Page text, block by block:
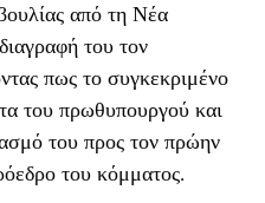
από τη Νέα
του τον
πως το συγκεκριμένο
του πρωθυπουργού και
του προς τον πρώην
του κόμματος.